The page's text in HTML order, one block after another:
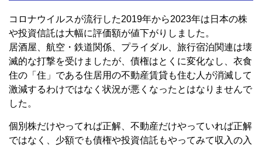
コロナウイルスが流行した2019年から2023年は日本の株
や投資信託は大幅に評価額が値下がりしました。
居酒屋、航空・鉄道関係、プライダル、旅行宿泊関連は壊
滅的な打撃を受けましたが、債権はとくに変化なし、衣食
住の「住」である住居用の不動産賃貸も住む人が消滅して
激減するわけではなく状況が悪くなったとはなりませんで
した。
個別株だけやってれば正解、不動産だけやっていれば正解
ではなく、少額でも債権や投資信託もやってみて収入の入